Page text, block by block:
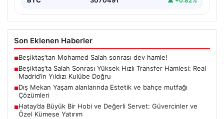
Son Eklenen Haberler
■Beşiktaş’tan Mohamed Salah sonrası dev hamle!
■Beşiktaş’ta Salah Sonrası Yüksek Hızlı Transfer Hamlesi: Real
Madrid’in Yıldızı Kulübe Doğru
■Dış Mekan Yaşam alanlarında Estetik ve bahçe mutfağı
Çözümleri
■Hatay’da Büyük Bir Hobi ve Değerli Servet: Güvercinler ve
Özel Kümese Yatırım